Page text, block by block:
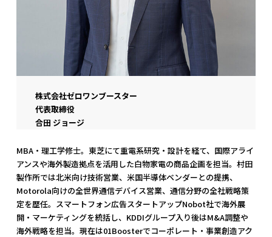
株式会社ゼロワンブースター
代表取締役
合田 ジョージ
MBA・理工学修士。東芝にて重電系研究・設計を経て、国際アライ
アンスや海外製造拠点を活用した白物家電の商品企画を担当。村田
製作所では北米向け技術営業、米国半導体ベンダーとの提携、
Motorola向けの全世界通信デバイス営業、通信分野の全社戦略策
定を歴任。スマートフォン広告スタートアップNobot社で海外展
開・マーケティングを統括し、KDDIグループ入り後はM&A調整や
海外戦略を担当。現在は01Boosterでコーポレート・事業創造アク